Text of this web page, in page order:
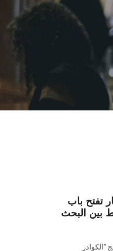
تفتح باب
بين البحث
"الكوادر